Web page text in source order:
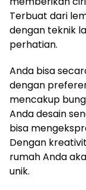
Terbuat dari
dengan teknik
perhatian.
Anda bisa
dengan
mencakup
Anda desain
bisa
Dengan
rumah Anda
unik.